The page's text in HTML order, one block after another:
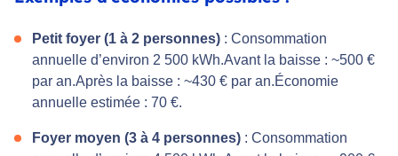
Petit foyer (1 à 2 personnes) : Consommation
annuelle d’environ 2 500 kWh.Avant la baisse : ~500 €
par an.Après la baisse : ~430 € par an.Économie
annuelle estimée : 70 €.
Foyer moyen (3 à 4 personnes) : Consommation